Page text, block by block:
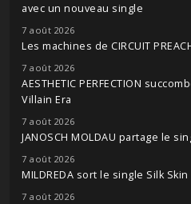
avec un nouveau single
7 août 2026
Les machines de CIRCUIT
7 août 2026
AESTHETIC PERFECTION
Villain Era
7 août 2026
JANOSCH MOLDAU partage le
7 août 2026
MILDREDA sort le single Silk Skin
7 août 2026